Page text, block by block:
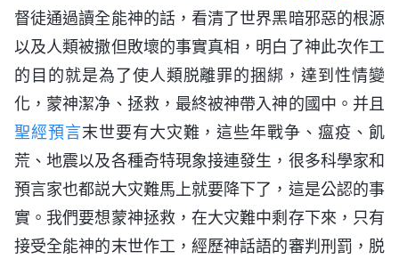
督徒通過讀全能神的話，看清了世界黑暗邪惡的根源
以及人類被撒但敗壞的事實真相，明白了神此次作工
的目的就是為了使人類脱離罪的捆綁，達到性情變
化，蒙神潔净、拯救，最終被神帶入神的國中。并且
聖經預言末世要有大灾難，這些年戰争、瘟疫、飢
荒、地震以及各種奇特現象接連發生，很多科學家和
預言家也都説大灾難馬上就要降下了，這是公認的事
實。我們要想蒙神拯救，在大灾難中剩存下來，只有
接受全能神的末世作工，經歷神話語的審判刑罰，脱